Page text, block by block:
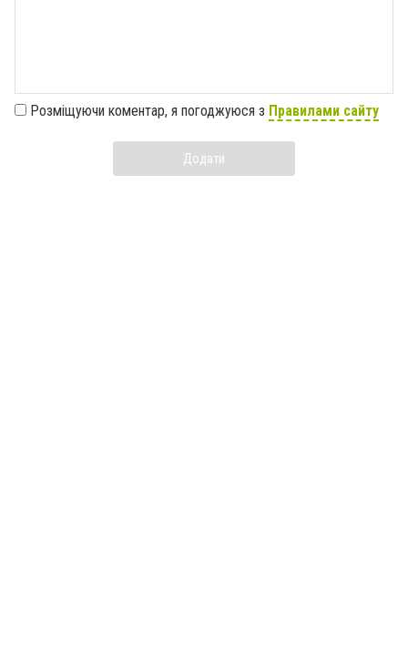
Розміщуючи коментар, я погоджуюся з Правилами сайту
Додати